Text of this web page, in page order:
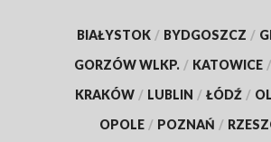
BIAŁYSTOK / BYDGOSZCZ /
GORZÓW WLKP. / KATOWICE /
KRAKÓW / LUBLIN / ŁÓDŹ /
OPOLE / POZNAŃ /